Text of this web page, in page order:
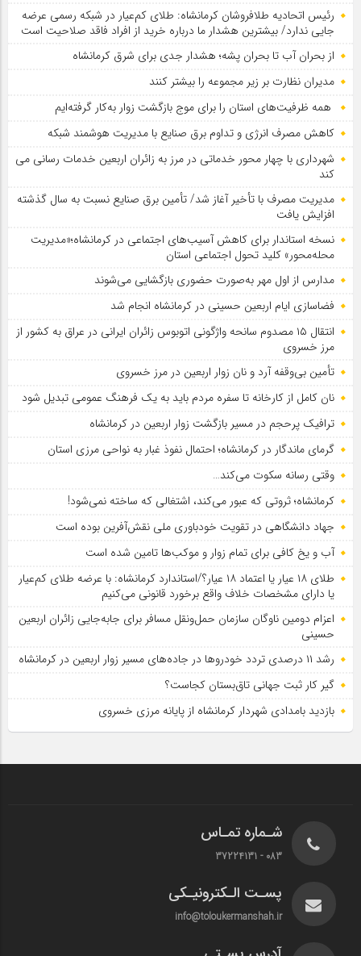
رئیس اتحادیه طلافروشان کرمانشاه: طلای کم‌عیار در شبکه رسمی عرضه
جایی ندارد/ بیشترین هشدار ما درباره خرید از افراد فاقد صلاحیت است
از بحران آب تا بحران پشه؛ هشدار جدی برای شرق کرمانشاه
مدیران نظارت بر زیر مجموعه را بیشتر کنند
همه ظرفیت‌های استان را برای موج بازگشت زوار به‌کار گرفته‌ایم
کاهش مصرف انرژی و تداوم برق صنایع با مدیریت هوشمند شبکه
شهرداری با چهار محور خدماتی در مرز به زائران اربعین خدمات رسانی می
کند
مدیریت مصرف با تأخیر آغاز شد/ تأمین برق صنایع نسبت به سال گذشته
افزایش یافت
نسخه استاندار برای کاهش آسیب‌های اجتماعی در کرمانشاه؛«مدیریت
محله‌محور» کلید تحول اجتماعی استان
مدارس از اول مهر به‌صورت حضوری بازگشایی می‌شوند
فضاسازی ایام اربعین حسینی در کرمانشاه انجام شد
انتقال ۱۵ مصدوم سانحه واژگونی اتوبوس زائران ایرانی در عراق به کشور از
مرز خسروی
تأمین بی‌وقفه آرد و نان زوار اربعین در مرز خسروی
نان کامل از کارخانه تا سفره مردم باید به یک فرهنگ عمومی تبدیل شود
ترافیک پرحجم در مسیر بازگشت زوار اربعین در کرمانشاه
گرمای ماندگار در کرمانشاه؛ احتمال نفوذ غبار به نواحی مرزی استان
وقتی رسانه سکوت می‌کند…
کرمانشاه؛ ثروتی که عبور می‌کند، اشتغالی که ساخته نمی‌شود!
جهاد دانشگاهی در تقویت خودباوری ملی نقش‌آفرین بوده است
آب و یخ کافی برای تمام زوار و موکب‌ها تامین شده است
طلای ۱۸ عیار یا اعتماد ۱۸ عیار؟/استاندارد کرمانشاه: با عرضه طلای کم‌عیار
یا دارای مشخصات خلاف واقع برخورد قانونی می‌کنیم
اعزام دومین ناوگان سازمان حمل‌ونقل مسافر برای جابه‌جایی زائران اربعین
حسینی
رشد ۱۱ درصدی تردد خودروها در جاده‌های مسیر زوار اربعین در کرمانشاه
گیر کار ثبت جهانی تاق‌بستان کجاست؟
بازدید بامدادی شهردار کرمانشاه از پایانه مرزی خسروی
شـماره تمـاس
083 - 37224131
پسـت الـکترونیـکی
info@toloukermanshah.ir